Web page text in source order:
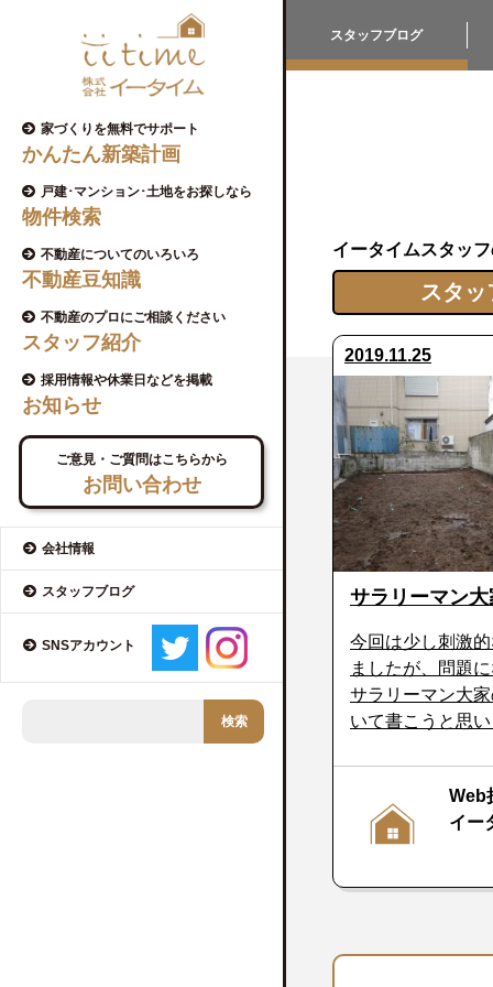
家づくりを無料でサポート
かんたん新築計画
戸建･マンション･土地をお探しなら
物件検索
不動産についてのいろいろ
不動産豆知識
不動産のプロにご相談ください
スタッフ紹介
採用情報や休業日などを掲載
お知らせ
ご意見・ご質問はこちらから
お問い合わせ
会社情報
スタッフブログ
SNSアカウント
スタッフブログ
イータイムスタッ
スタ
2019.11.25
サラリーマン
今回は少し刺激
ましたが、問題
サラリーマン大
いて書こうと思
Web
イー